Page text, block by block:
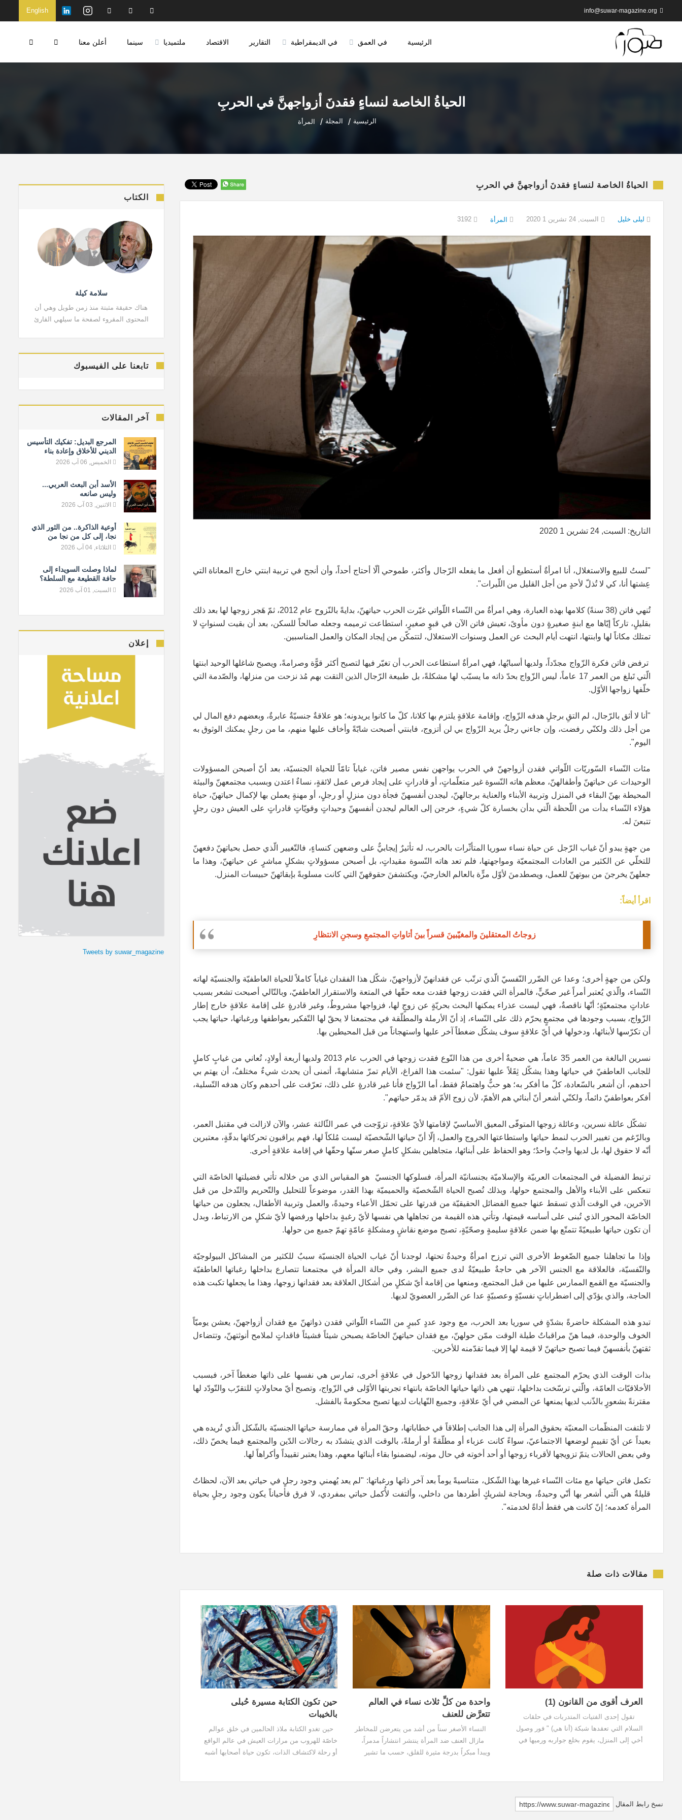
English info@suwar-magazine.org
الرئيسية في العمق في الديمقراطية التقارير الاقتصاد ملتميديا سينما أعلن معنا
الحياةُ الخاصة لنساءٍ فقدنَ أزواجهنَّ في الحربِ
الرئيسية المجلة المرأة
الحياةُ الخاصة لنساءٍ فقدنَ أزواجهنَّ في الحربِ
ليلى خليل السبت, 24 تشرين 1 2020 المرأة
التاريخ: السبت, 24 تشرين 1 2020
"لستُ للبيع والاستغلال، أنا امرأةٌ أستطيع أن أفعل ما يفعله الرّجال وأكثر، طموحي ألّا أحتاج أحداً، وأن أنجح في تربية ابنتي خارج المعاناة التي
عِشتها أنا، كي لا تُذلّ لأحدٍ من أجل القليل من اللّيرات".
تُنهي فاتن (38 سنةً) كلامها بهذه العبارة، وهي امرأةٌ من النّساء اللّواتي غيّرت الحرب حياتهنّ، بدايةً بالنّزوح عام 2012، ثمّ هَجر زوجها لها بعد ذلك
بقليلٍ، تاركاً إيّاها مع ابنةٍ صغيرةٍ دون مأوىً، تعيش فاتن الآن في قبوٍ صغيرٍ، استطاعت ترميمه وجعله صالحاً للسكن، بعد أن بقيت لسنواتٍ لا
تمتلك مكاناً لها وابنتها، انتهت أيام البحث عن العمل وسنوات الاستغلال، لتتمكّن من إيجاد المكان والعمل المناسبين.
ترفض فاتن فكرة الزّواج مجدّداً، ولديها أسبابُها، فهي امرأةٌ استطاعت الحرب أن تغيّر فيها لتصبح أكثر قوًّة وصرامةً، ويصبح شاغلها الوحيد ابنتها
الّتي تَبلغ من العمر 17 عاماً، ليس الزّواج بحدّ ذاته ما يسبّب لها مشكلةً، بل طبيعة الرّجال الذين التقت بهم مُذ نزحت من منزلها، والصّدمة التي
خلّفها زواجها الأوّل.
"أنا لا أثق بالرّجال، لم التقِ برجلٍ هدفه الزّواج، وإقامة علاقةٍ يلتزم بها كلانا، كلّ ما كانوا يريدونه؛ هو علاقةٌ جنسيّةٌ عابرةٌ، وبعضهم دفع المال لي
من أجل ذلك ولكنّي رفضت، وإن جاءني رجلٌ يريد الزّواج بي لن أتزوج، فابنتي أصبحت شابّةً وأخاف عليها منهم، ما من رجلٍ يمكنك الوثوق به
اليوم".
مئات النّساء السّوريّات اللّواتي فقدن أزواجهنّ في الحرب يواجهن نفس مصير فاتن، غياباً تامّاً للحياة الجنسيّة، بعد أنّ أصبحن المسؤولات
الوحيدات عن حياتهنّ وأطفالهنّ، معظم هاته النّسوة غير متعلّماتٍ، أو قادراتٍ على إيجاد فرص عمل لائقةٍ، نساءٌ اعتدن وبسبب مجتمعهنّ والبيئة
المحيطة بهنّ البقاء في المنزل وتربية الأبناء والعناية برجالهنّ، ليجدن أنفسهنّ فجأة دون منزلٍ أو رجلٍ، أو مهنةٍ يعملن بها لإكمال حياتهنّ، حياة
هؤلاء النّساء بدأت من اللّحظة الّتي بدأن بخسارة كلّ شيءٍ، خرجن إلى العالم ليجدن أنفسهنّ وحيداتٍ وقويّاتٍ قادراتٍ على العيش دون رجلٍ
تتبعنَ له.
من جهةٍ يبدو أنّ غياب الرّجل عن حياة نساء سوريا المتأثّرات بالحرب، له تأثيرٌ إيجابيٌّ على وضعهن كنساءٍ، فالتّغيير الّذي حصل بحياتهنّ دفعهنّ
للتخلّي عن الكثير من العادات المجتمعيّة ومواجهتها، فلم تعد هاته النّسوة مقيداتٍ، بل أصبحن مسؤولاتٍ بشكلٍ مباشرٍ عن حياتهنّ، وهذا ما
جعلهنّ يخرجنَ من بيوتهنّ للعمل، ويصطدمنَ لأوّل مرٍّة بالعالم الخارجيّ، ويكتشفنَ حقوقهنّ التي كانت مسلوبةً بإبقائهنّ حبيسات المنزل.
اقرأ أيضاً:
زوجاتُ المعتقلينَ والمغيّبينَ قسراً بينَ أتاواتِ المجتمعِ وسجنِ الانتظارِ
ولكن من جهةٍ أخرى؛ وعدا عن الضّرر النّفسيّ الّذي ترتّب عن فقدانهنّ لأزواجهنّ، شكّل هذا الفقدان غياباً كاملاً للحياة العاطفيّة والجنسيّة لهاته
النّساء، والّذي يُعتبر أمراً غير صحّيٍّ، فالمرأة التي فقدت زوجها فقدت معه حقّها في المتعة والاستقرار العاطفيّ، وبالتّالي أصبحت تشعر بسبب
عاداتٍ مجتمعيّةٍ؛ أنّها ناقصةٌ، فهي ليست عذراء يمكنها البحث بحريّةٍ عن زوجٍ لها، فزواجها مشروطٌ، وغير قادرةٍ على إقامة علاقةٍ خارج إطار
الزّواج، بسبب وجودها في مجتمعٍ يحرّم ذلك على النّساء، إذ أنّ الأرملة والمطلّقة في مجتمعنا لا يحقّ لها التّفكير بعواطفها ورغباتها، حياتها يجب
أن تكرّسها لأبنائها، ودخولها في أيّ علاقةٍ سوف يشكّل ضغطاً آخر عليها واستهجاناً من قبل المحيطين بها.
نسرين البالغة من العمر 35 عاماً، هي ضحيةٌ أخرى من هذا النّوع فقدت زوجها في الحرب عام 2013 ولديها أربعة أولادٍ، تُعاني من غيابٍ كاملٍ
للجانب العاطفيّ في حياتها وهذا يشكّل ثِقَلاً عليها تقول: "سئمت هذا الفراغ، الأيام تمرّ متشابهةً، أتمنى أن يحدث شيءٌ مختلفٌ، أن يهتم بي
أحدهم، أن أشعر بالسّعادة، كلّ ما أفكر به؛ هو حبٌّ واهتمامٌ فقط، أما الزّواج فأنا غير قادرةٍ على ذلك، تعرّفت على أحدهم وكان هدفه التّسلية،
أفكر بعواطفيّ دائماً، ولكنّي أشعر أنّ أبنائي هم الأهمّ، لأن زوج الأمّ قد يدمّر حياتهم".
تشكّل عائلة نسرين، وعائلة زوجها المتوفّى المعيق الأساسيّ لإقامتها لأيّ علاقةٍ، تزوّجت في عمر الثّالثة عشر، والآن لازالت في مقتبل العمر،
وبالرّغم من تغيير الحرب لنمط حياتها واستطاعتها الخروج والعمل، إلّا أنّ حياتها الشّخصيّة ليست مُلكاً لها، فهم يراقبون تحركاتها بدقّةٍ، معتبرين
أنّه لا حقوق لها، بل لديها واجبٌ واحدٌ؛ وهو الحفاظ على أبنائها، متجاهلين بشكلٍ كاملٍ صغر سنّها وحقّها في إقامة علاقةٍ أخرى.
ترتبط الفضيلة في المجتمعات العربيّة والإسلاميّة بجنسانيّة المرأة، فسلوكها الجنسيّ هو المقياس الذي من خلاله تأتي فضيلتها الخاصّة التي
تنعكس على الأبناء والأهل والمجتمع حولها، وبذلك تُصبح الحياة الشّخصيّة والحميميّة بهذا القدر، موضوعاً للتحليل والتّحريم والتّدخل من قبل
الآخرين، في الوقت الّذي تسقط عنها جميع الفضائل الحقيقيّة من قدرتها على تحمّل الأعباء وحيدةً، والعمل وتربية الأطفال، يجعلون من حياتها
الخاصّة المحور الذي تُبنى على أساسه قيمتها، وتأتي هذه القيمة من تجاهلها هي نفسها لأيّ رغبةٍ بداخلها ورفضها لأيّ شكلٍ من الارتباط، وبدل
أن تكون حياتها طبيعيّةً تتمتّع بها ضمن علاقةٍ سليمةٍ وصحّيّةٍ، تصبح موضع نقاشٍ ومشكلةٍ عامّةٍ تهمّ جميع من حولها.
وإذا ما تجاهلنا جميع الضّغوط الأخرى التي ترزح امرأةٌ وحيدةٌ تحتها، لوجدنا أنّ غياب الحياة الجنسيّة سببٌ للكثير من المشاكل البيولوجيّة
والنّفسيّة، فالعلاقة مع الجنس الآخر هي حاجةٌ طبيعيّةٌ لدى جميع البشر، وفي حالة المرأة في مجتمعنا تتصارع بداخلها رغباتها العاطفيّة
والجنسيّة مع القمع الممارس عليها من قبل المجتمع، ومنعها من إقامة أيّ شكلٍ من أشكال العلاقة بعد فقدانها زوجها، وهذا ما يجعلها تكبت هذه
الحاجة، والذي يؤدّي إلى اضطراباتٍ نفسيّةٍ وعصبيّةٍ عدا عن الضّرر العضويّ لديها.
تبدو هذه المشكلة حاضرةً بشدّةٍ في سوريا بعد الحرب، مع وجود عددٍ كبيرٍ من النّساء اللّواتي فقدن ذواتهنّ مع فقدان أزواجهنّ، يعشن يوميّاً
الخوف والوحدة، فيما هنّ مراقباتٌ طيلة الوقت ممّن حولهنّ، مع فقدان حياتهنّ الخاصّة يصبحن شيئاً فشيئاً فاقداتٍ لملامح أنوثتهنّ، وتتضاءل
ثقتهنّ بأنفسهنّ فيما تصبح حياتهنّ لا قيمة لها إلا فيما تقدّمنه للأخرين.
بذات الوقت الذي يحرّم المجتمع على المرأة بعد فقدانها زوجها الدّخول في علاقةٍ أخرى، تمارس هي نفسها على ذاتها ضغطاً آخر، فبسبب
الأخلاقيّات العامّة، والّتي ترسّخت بداخلها، تنهي هي ذاتها حياتها الخاصّة بانتهاء تجربتها الأوّلى في الزّواج، وتصبح أيّ محاولاتٍ للتقرّب والتّودّد لها
مقترنةً بشعورٍ بالذّنب لديها يمنعها عن المضي في أيّ علاقةٍ، وجميع النّهايات لديها تصبح محكومةً بالفشل.
لا تلتفت المنظّمات المعنيّة بحقوق المرأة إلى هذا الجانب إطلاقاً في خطاباتها، وحقّ المرأة في ممارسة حياتها الجنسيّة بالشّكل الّذي تُريده هي
بعيداً عن أيّ تقييمٍ لوضعها الاجتماعيّ، سواءً كانت عزباء أو مطلّقةً أو أرملةً، بالوقت الذي يتشدّد به رجالات الدّين والمجتمع فيما يخصّ ذلك،
وفي بعض الحالات يتمّ تزويجها لأقرباء زوجها أو أحد أخوته في حال موته، ليضمنوا بقاء أبنائها معهم، وهذا يعتبر تقييداً وأكراهاً لها.
تكمل فاتن حياتها مع مئات النّساء غيرها بهذا الشّكل، متناسيةً يوماً بعد آخر ذاتها ورغباتها: "لم يعد يُهمني وجود رجلٍ في حياتي بعد الآن، لحظاتٌ
قليلةٌ هي الّتي أشعر بها أنّي وحيدةٌ، وبحاجة لشريكٍ أطردها من داخلي، وألتفت لأُكمل حياتي بمفردي، لا فرق فأحياناً يكون وجود رجلٍ بحياة
المرأة كعدمه؛ إنّ كانت هي فقط أداةً لخدمته".
مقالات ذات صلة
العرف أقوى من القانون (1)
تقول إحدى الفتيات المتدربات في حلقات
السلام التي تعقدها شبكة (أنا هي) " فور وصول
أخي إلى المنزل، يقوم بخلع جواربه ورميها في
واحدة من كلِّ ثلاث نساء في العالم
تتعرَّض للعنف
النساء الأصغر سناً من أشد من يتعرضن للمخاطر
مازال العنف ضد المرأة ينتشر انتشاراً مدمراً،
ويبدأ مبكراً بدرجة مثيرة للقلق، حسب ما تشير
حين تكون الكتابة مسيرة حُبلى
بالخيبات
حين تغدو الكتابة ملاذ الحالمين في خلق عوالم
خاصّة للهروب من مرارات العيش في عالم الواقع
أو رحلة لاكتشاف الذات، تكون حياة أصحابها أشبه
نسخ رابط المقال
الكتاب
سلامة كيلة
هناك حقيقة مثبتة منذ زمن طويل وهي أن
المحتوى المقروء لصفحة ما سيلهي القارئ
تابعنا على الفيسبوك
آخر المقالات
المرجع البديل: تفكيك التأسيس
الديني للأخلاق وإعادة بناء
المعيار الإنساني
الخميس, 06 آب 2026
الأسد أبن البعث العربي...
وليس صانعه
الاثنين, 03 آب 2026
أوعية الذاكرة.. من الثور الذي
نجا، إلى كل من نجا من
النسيان
الثلاثاء, 04 آب 2026
لماذا وصلت السويداء إلى
حافة القطيعة مع السلطة؟
السبت, 01 آب 2026
إعلان
Tweets by suwar_magazine